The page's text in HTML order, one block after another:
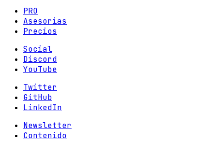
PRO
Asesorias
Precios
Social
Discord
YouTube
Twitter
GitHub
LinkedIn
Newsletter
Contenido